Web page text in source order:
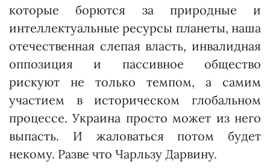
которые борются за природные и
интеллектуальные ресурсы планеты, наша
отечественная слепая власть, инвалидная
оппозиция и пассивное общество
рискуют не только темпом, а самим
участием в историческом глобальном
процессе. Украина просто может из него
выпасть. И жаловаться потом будет
некому. Разве что Чарльзу Дарвину.